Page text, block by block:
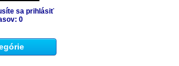
sa prihlásiť
0